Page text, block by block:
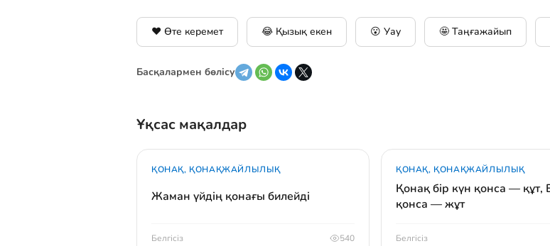
❤️ Өте керемет 😂 Қызық екен 😮 Уау 🤩 Таңғажайып
Басқалармен бөлісу
Ұқсас мақалдар
ҚОНАҚ, ҚОНАҚЖАЙЛЫЛЫҚ
Жаман үйдің қонағы билейді
Белгісіз 540
ҚОНАҚ, ҚОНАҚЖАЙЛЫЛЫҚ
Қонақ бір күн қонса — құт,
қонса — жұт
Белгісіз